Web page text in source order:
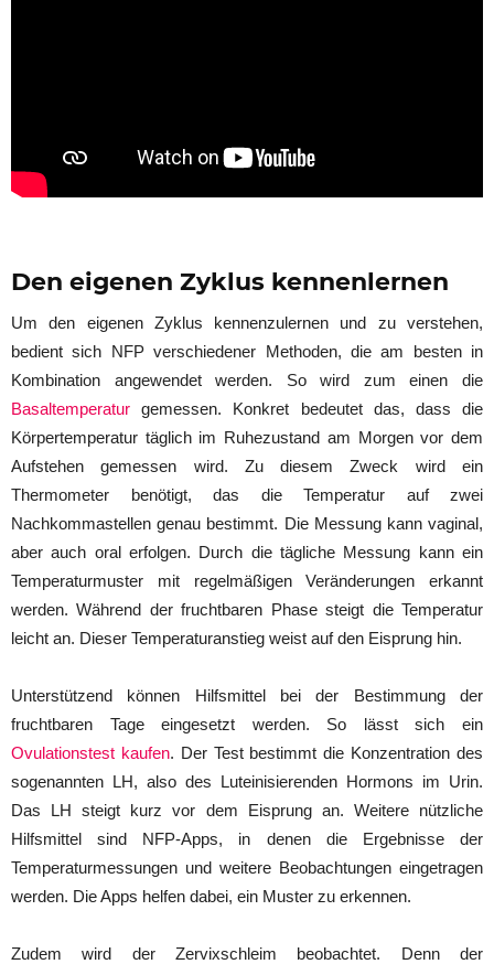
Den eigenen Zyklus kennenlernen
Um den eigenen Zyklus kennenzulernen und zu verstehen,
bedient sich NFP verschiedener Methoden, die am besten in
Kombination angewendet werden. So wird zum einen die
Basaltemperatur gemessen. Konkret bedeutet das, dass die
Körpertemperatur täglich im Ruhezustand am Morgen vor dem
Aufstehen gemessen wird. Zu diesem Zweck wird ein
Thermometer benötigt, das die Temperatur auf zwei
Nachkommastellen genau bestimmt. Die Messung kann vaginal,
aber auch oral erfolgen. Durch die tägliche Messung kann ein
Temperaturmuster mit regelmäßigen Veränderungen erkannt
werden. Während der fruchtbaren Phase steigt die Temperatur
leicht an. Dieser Temperaturanstieg weist auf den Eisprung hin.
Unterstützend können Hilfsmittel bei der Bestimmung der
fruchtbaren Tage eingesetzt werden. So lässt sich ein
Ovulationstest kaufen. Der Test bestimmt die Konzentration des
sogenannten LH, also des Luteinisierenden Hormons im Urin.
Das LH steigt kurz vor dem Eisprung an. Weitere nützliche
Hilfsmittel sind NFP-Apps, in denen die Ergebnisse der
Temperaturmessungen und weitere Beobachtungen eingetragen
werden. Die Apps helfen dabei, ein Muster zu erkennen.
Zudem wird der Zervixschleim beobachtet. Denn der